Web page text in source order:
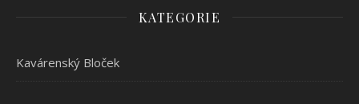
KATEGORIE
Kavárenský Bloček